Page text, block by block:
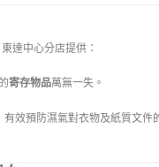
達中心分店提供：
寄存物品萬無一失。
效預防濕氣對衣物及紙質文件